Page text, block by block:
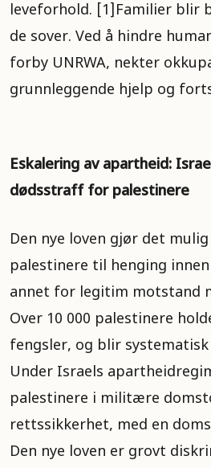
leveforhold. [1]Familier blir
de sover. Ved å hindre
forby UNRWA, nekter
grunnleggende hjelp og
Eskalering av apartheid:
dødsstraff for palestinere
Den nye loven gjør det
palestinere til henging
annet for legitim motstand
Over 10 000 palestinere
fengsler, og blir
Under Israels
palestinere i militære
rettssikkerhet, med en
Den nye loven er grovt